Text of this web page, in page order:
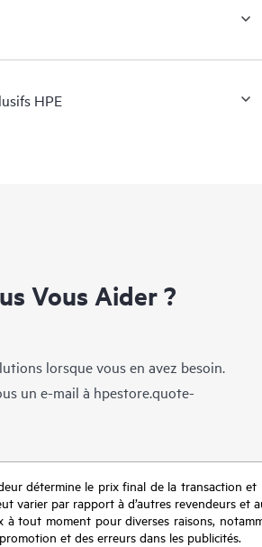
HPE
Vous Aider ?
lorsque vous en avez besoin.
un e-mail à hpestore.quote-
détermine le prix final de la transaction
varier par rapport à d’autres revendeurs
tout moment pour diverses raisons,
et des erreurs dans les publicités.